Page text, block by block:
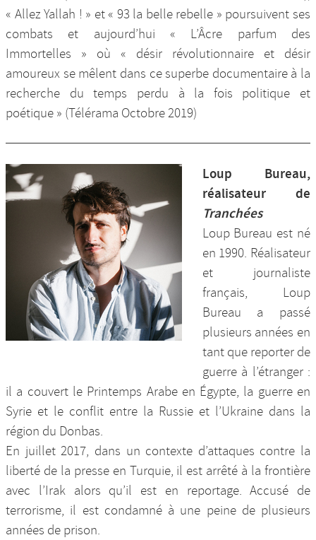
« Allez Yallah ! » et « 93 la belle rebelle » poursuivent ses
combats et aujourd’hui « L’Âcre parfum des
Immortelles » où « désir révolutionnaire et désir
amoureux se mêlent dans ce superbe documentaire à la
recherche du temps perdu à la fois politique et
poétique » (Télérama Octobre 2019)
Loup Bureau,
réalisateur de
Tranchées
Loup Bureau est né
en 1990. Réalisateur
et journaliste
français, Loup
Bureau a passé
plusieurs années en
tant que reporter de
guerre à l’étranger :
il a couvert le Printemps Arabe en Égypte, la guerre en
Syrie et le conflit entre la Russie et l’Ukraine dans la
région du Donbas.
En juillet 2017, dans un contexte d’attaques contre la
liberté de la presse en Turquie, il est arrêté à la frontière
avec l’Irak alors qu’il est en reportage. Accusé de
terrorisme, il est condamné à une peine de plusieurs
années de prison.